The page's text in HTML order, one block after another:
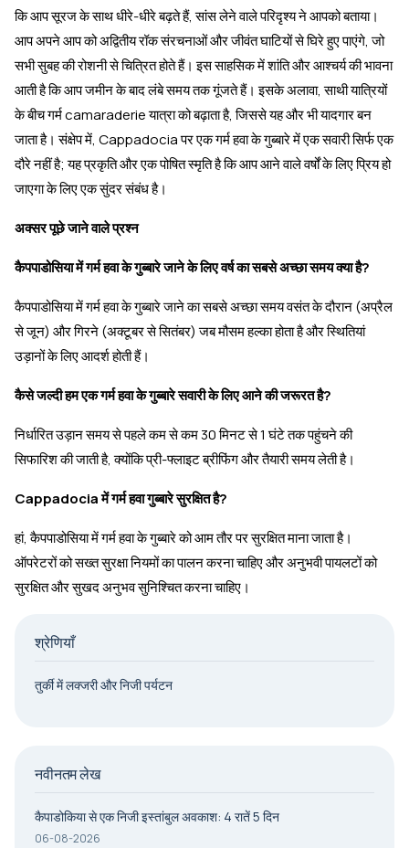
कि आप सूरज के साथ धीरे-धीरे बढ़ते हैं, सांस लेने वाले परिदृश्य ने आपको बताया।
आप अपने आप को अद्वितीय रॉक संरचनाओं और जीवंत घाटियों से घिरे हुए पाएंगे, जो
सभी सुबह की रोशनी से चित्रित होते हैं। इस साहसिक में शांति और आश्चर्य की भावना
आती है कि आप जमीन के बाद लंबे समय तक गूंजते हैं। इसके अलावा, साथी यात्रियों
के बीच गर्म camaraderie यात्रा को बढ़ाता है, जिससे यह और भी यादगार बन
जाता है। संक्षेप में, Cappadocia पर एक गर्म हवा के गुब्बारे में एक सवारी सिर्फ एक
दौरे नहीं है; यह प्रकृति और एक पोषित स्मृति है कि आप आने वाले वर्षों के लिए प्रिय हो
जाएगा के लिए एक सुंदर संबंध है।
अक्सर पूछे जाने वाले प्रश्न
कैपपाडोसिया में गर्म हवा के गुब्बारे जाने के लिए वर्ष का सबसे अच्छा समय क्या है?
कैपपाडोसिया में गर्म हवा के गुब्बारे जाने का सबसे अच्छा समय वसंत के दौरान (अप्रैल
से जून) और गिरने (अक्टूबर से सितंबर) जब मौसम हल्का होता है और स्थितियां
उड़ानों के लिए आदर्श होती हैं।
कैसे जल्दी हम एक गर्म हवा के गुब्बारे सवारी के लिए आने की जरूरत है?
निर्धारित उड़ान समय से पहले कम से कम 30 मिनट से 1 घंटे तक पहुंचने की
सिफारिश की जाती है, क्योंकि प्री-फ्लाइट ब्रीफिंग और तैयारी समय लेती है।
Cappadocia में गर्म हवा गुब्बारे सुरक्षित है?
हां, कैपपाडोसिया में गर्म हवा के गुब्बारे को आम तौर पर सुरक्षित माना जाता है।
ऑपरेटरों को सख्त सुरक्षा नियमों का पालन करना चाहिए और अनुभवी पायलटों को
सुरक्षित और सुखद अनुभव सुनिश्चित करना चाहिए।
श्रेणियाँ
तुर्की में लक्जरी और निजी पर्यटन
नवीनतम लेख
कैपाडोकिया से एक निजी इस्तांबुल अवकाश: 4 रातें 5 दिन
06-08-2026